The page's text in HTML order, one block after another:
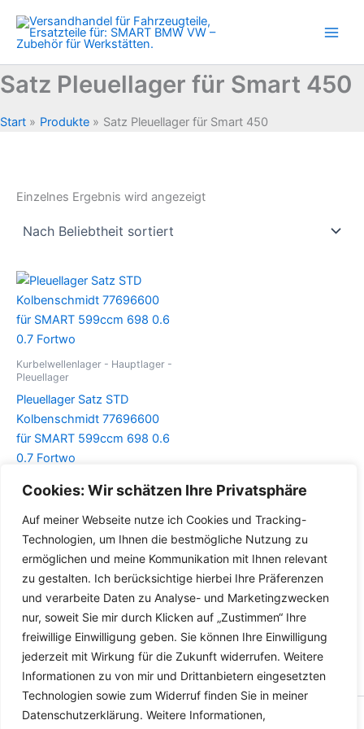
Cookies: Wir schätzen Ihre Privatsphäre
Auf meiner Webseite nutze ich Cookies und Tracking-
Technologien, um Ihnen die bestmögliche Nutzung zu
ermöglichen und meine Kommunikation mit Ihnen relevant
zu gestalten. Ich berücksichtige hierbei Ihre Präferenzen
und verarbeite Daten zu Analyse- und Marketingzwecken
nur, soweit Sie mir durch Klicken auf „Zustimmen“ Ihre
freiwillige Einwilligung geben. Sie können Ihre Einwilligung
jederzeit mit Wirkung für die Zukunft widerrufen. Weitere
Informationen zu von mir und Drittanbietern eingesetzten
Technologien sowie zum Widerruf finden Sie in meiner
Datenschutzerklärung. Weitere Informationen,
Inhalt
springen
Satz Pleuellager für Smart 450
Start Produkte Satz Pleuellager für Smart 450
Einzelnes Ergebnis wird angezeigt
Kurbelwellenlager - Hauptlager -
Pleuellager
Pleuellager Satz STD
Kolbenschmidt 77696600
für SMART 599ccm 698 0.6
0.7 Fortwo
Details
Copyright © 2026 Versandhandel für Fahrzeugteile, Ersatzteile